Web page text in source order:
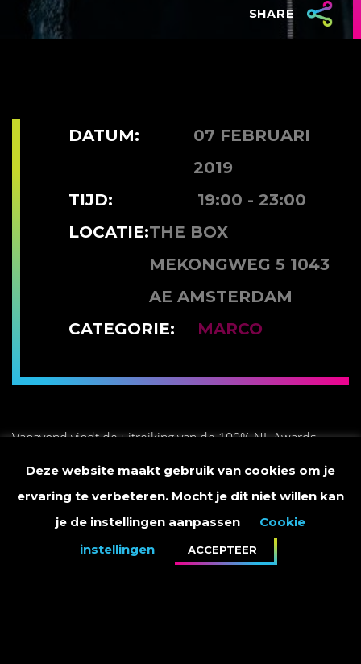
SHARE
DATUM:
07 FEBRUARI
2019
TIJD:
19:00 - 23:00
LOCATIE:THE BOX
MEKONGWEG 5 1043
AE AMSTERDAM
CATEGORIE:
MARCO
Vanavond vindt de uitreiking van de 100% NL Awards
plaats. Ik ben finalist in de categorieën ‘Hit van het Jaar’ en
Deze website maakt gebruik van cookies om je
ervaring te verbeteren. Mocht je dit niet willen kan
je de instellingen aanpassen
Cookie
instellingen
ACCEPTEER